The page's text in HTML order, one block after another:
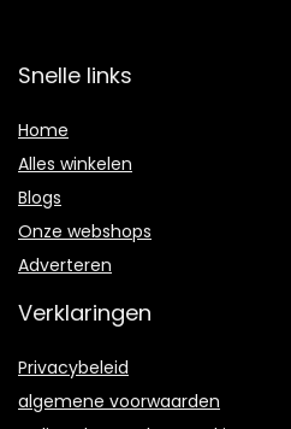
Snelle links
Home
Alles winkelen
Blogs
Onze webshops
Adverteren
Verklaringen
Privacybeleid
algemene voorwaarden